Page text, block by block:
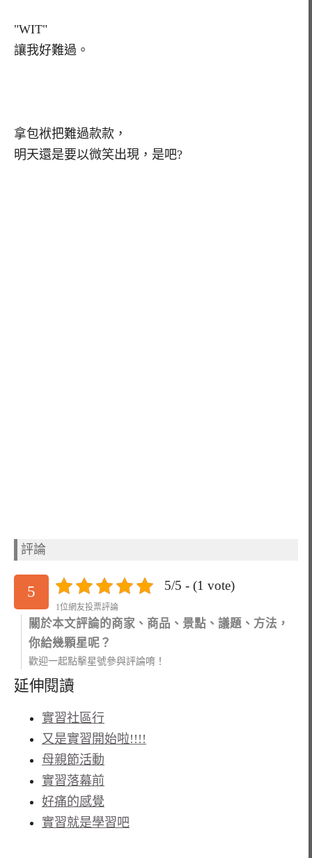
"WIT"
讓我好難過。
拿包袱把難過款款，
明天還是要以微笑出現，是吧?
評論
5 5/5 - (1 vote)
1位網友投票評論
關於本文評論的商家、商品、景點、議題、方法，
你給幾顆星呢？
歡迎一起點擊星號參與評論唷！
延伸閱讀
實習社區行
又是實習開始啦!!!!
母親節活動
實習落幕前
好痛的感覺
實習就是學習吧